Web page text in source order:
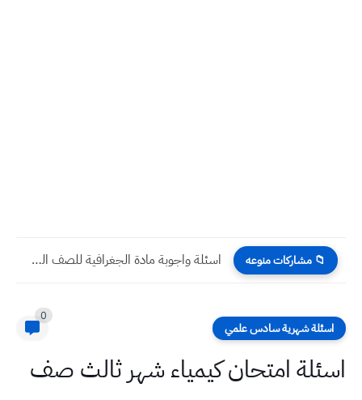
📁 مشاركات منوعه اسئلة واجوبة مادة الجغرافية للصف السادس الادبي الاسبوع الثاني للعام...
اسئلة شهرية سادس علمي
0
اسئلة امتحان كيمياء شهر ثالث صف